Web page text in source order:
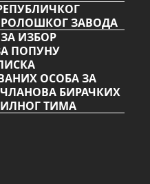
ЗАВОДА
ИЗБОР
ПОПУНУ
ОСОБА ЗА
БИРАЧКИХ
ТИМА